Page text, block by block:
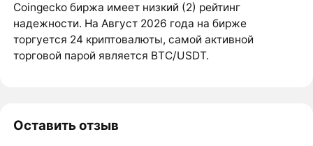
Coingecko биржа имеет низкий (2) рейтинг
надежности. На Август 2026 года на бирже
торгуется 24 криптовалюты, самой активной
торговой парой является BTC/USDT.
Оставить отзыв